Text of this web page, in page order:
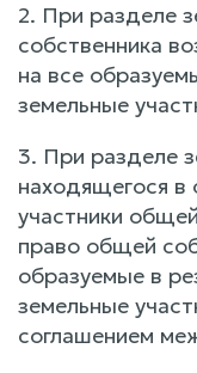
2. При разделе
собственника
на все
земельные
3. При разделе
находящегося в
участники
право общей
образуемые в
земельные
соглашением